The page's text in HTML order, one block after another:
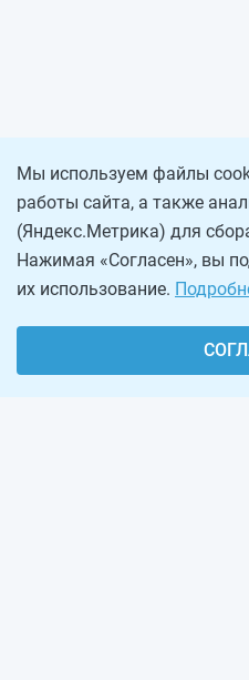
Мы используем файлы
работы сайта, а также
(Яндекс.Метрика) для
Нажимая «Согласен», вы
их использование.